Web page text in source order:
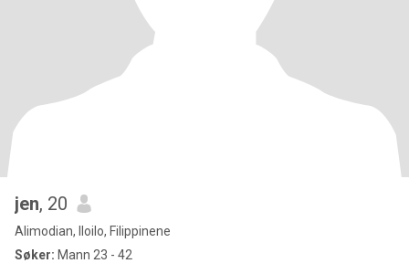
jen, 20
Alimodian, Iloilo, Filippinene
Søker: Mann 23 - 42